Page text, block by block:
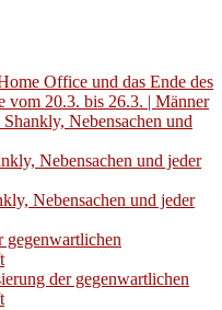
Office und das Ende des
vom 20.3. bis 26.3. | Männer
Nebensachen und
Nebensachen und jeder
Nebensachen und jeder
gegenwartlichen
der gegenwartlichen